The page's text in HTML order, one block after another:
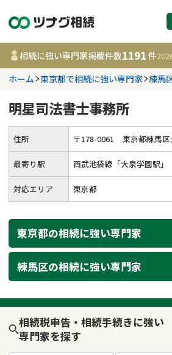
相
す
事務所
更新日 :
遺言
相続
遺留
費用
コラム
相続
相続に強い専門家掲載件数1191 件
ホーム 東京都で相続に強い専門家 練馬
明星司法書士事務所
住所 〒178-0061 東京都練馬
最寄り駅 西武池袋線「大泉学園駅」
対応エリア 東京都
東京都の相続に強い専門家
練馬区の相続に強い専門家
相続税申告・相続手続きに強い
専門家を探す